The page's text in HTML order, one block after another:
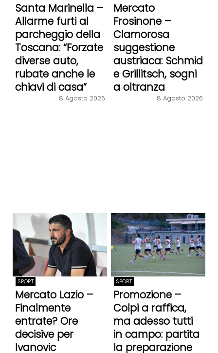
Santa Marinella –
Allarme furti al
parcheggio della
Toscana: “Forzate
diverse auto,
rubate anche le
chiavi di casa”
8 Agosto 2026
Mercato
Frosinone –
Clamorosa
suggestione
austriaca: Schmid
e Grillitsch, sogni
a oltranza
8 Agosto 2026
SPORT
Mercato Lazio –
Finalmente
entrate? Ore
decisive per
Ivanovic
SPORT
Promozione –
Colpi a raffica,
ma adesso tutti
in campo: partita
la preparazione